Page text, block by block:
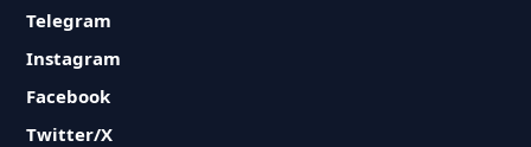
Telegram
Instagram
Facebook
Twitter/X